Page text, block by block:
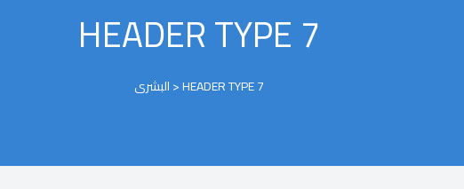
HEADER TYPE 7
البشرى>HEADER TYPE 7